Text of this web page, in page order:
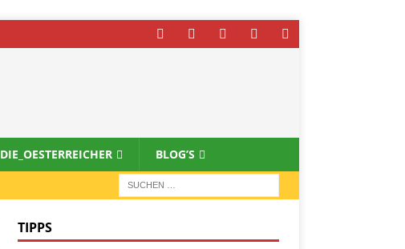
DIE_OESTERREICHER BLOG’S
TIPPS